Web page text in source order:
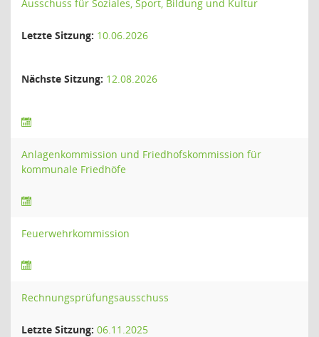
Ausschuss für Soziales, Sport, Bildung und Kultur
Letzte Sitzung: 10.06.2026
Nächste Sitzung: 12.08.2026
Anlagenkommission und Friedhofskommission für
kommunale Friedhöfe
Feuerwehrkommission
Rechnungsprüfungsausschuss
Letzte Sitzung: 06.11.2025